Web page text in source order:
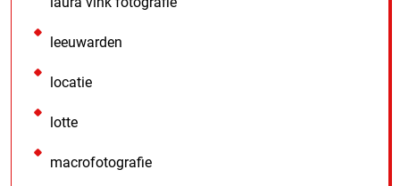
leeuwarden
locatie
lotte
macrofotografie